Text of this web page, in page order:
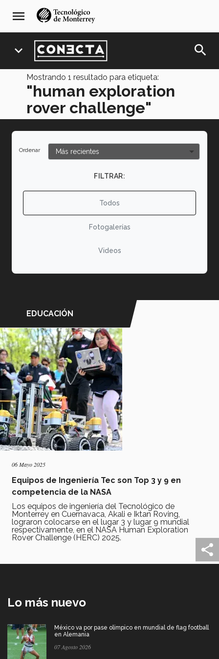
navegación
principal
menu
expand_more search
Mostrando 1 resultado para etiqueta:
"human exploration
rover challenge"
Ordenar
FILTRAR:
Todos
Fotogalerías
Videos
EDUCACIÓN
06 Mayo 2025
Equipos de Ingeniería Tec son Top 3 y 9 en
competencia de la NASA
Los equipos de ingeniería del Tecnológico de
Monterrey en Cuernavaca, Akali e Iktan Roving,
lograron colocarse en el lugar 3 y lugar 9 mundial
respectivamente, en el NASA Human Exploration
Rover Challenge (HERC) 2025.
Lo más nuevo
México va por pase olímpico en mundial de flag football
en Alemania
07 Agosto 2026